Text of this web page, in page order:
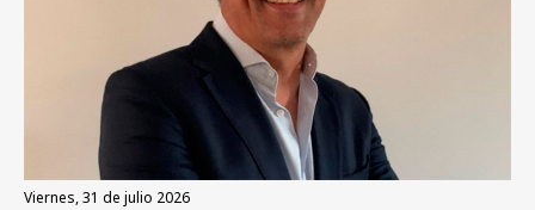
viernes, 31 de julio 2026